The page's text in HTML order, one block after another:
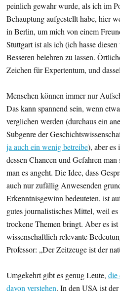
peinlich gewahr wurde, als ich im
Behauptung aufgestellt habe, hier
in Berlin, um mich von einem
Stuttgart ist als ich (ich hasse
Besseren belehren zu lassen.
Zeichen für Expertentum, und
Menschen können immer nur
Das kann spannend sein, wenn
verglichen werden (durchaus ein
Subgenre der
ja auch ein wenig betreibe), aber es
dessen Chancen und Gefahren
man es angeht. Die Idee, dass
auch nur zufällig Anwesenden
Erkenntnisgewinn bedeuteten, ist
gutes journalistisches Mittel, weil
trockene Themen bringt. Aber es
wissenschaftlich relevante
Professor: „Der Zeitzeuge ist der
Umgekehrt gibt es genug Leute, die
davon verstehen. In den USA ist